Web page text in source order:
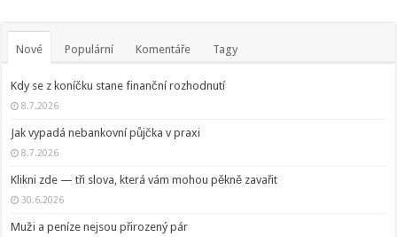
Nové Populární Komentáře Tagy
Kdy se z koníčku stane finanční rozhodnutí
8.7.2026
Jak vypadá nebankovní půjčka v praxi
8.7.2026
Klikni zde — tři slova, která vám mohou pěkně zavařit
30.6.2026
Muži a peníze nejsou přirozený pár